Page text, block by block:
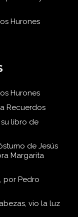
Hurones
Hurones
Recuerdos
libro de
de Jesús
Margarita
por Pedro
vio la luz